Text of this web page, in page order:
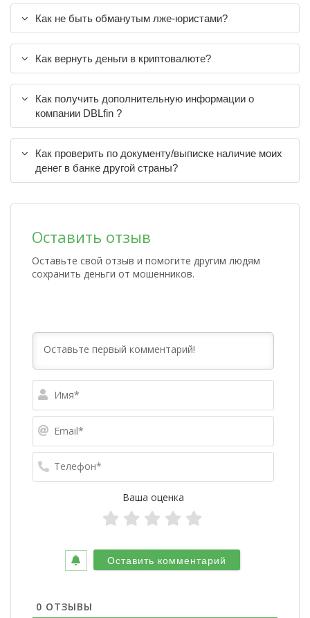
Как не быть обманутым лже-юристами?
Как вернуть деньги в криптовалюте?
Как получить дополнительную информации о
компании DBLfin ?
Как проверить по документу/выписке наличие моих
денег в банке другой страны?
Оставить отзыв
Оставьте свой отзыв и помогите другим людям
сохранить деньги от мошенников.
Ваша оценка
0 ОТЗЫВЫ